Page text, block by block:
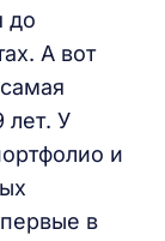
до
А вот
лет. У
и
в